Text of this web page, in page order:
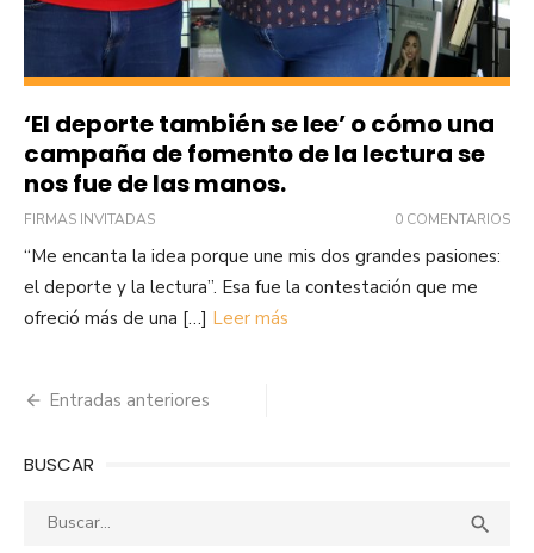
‘El deporte también se lee’ o cómo una
campaña de fomento de la lectura se
nos fue de las manos.
FIRMAS INVITADAS 0 COMENTARIOS
“Me encanta la idea porque une mis dos grandes pasiones:
el deporte y la lectura”. Esa fue la contestación que me
ofreció más de una […] Leer más
Navegación
entradas
Entradas anteriores
BUSCAR
Buscar: 